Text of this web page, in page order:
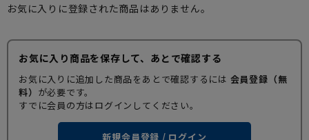
お気に入りに登録された商品はありません。
お気に入り商品を保存して、あとで確認する
お気に入りに追加した商品をあとで確認するには 会員登録（無
料） が必要です。
すでに会員の方はログインしてください。
新規会員登録 / ログイン